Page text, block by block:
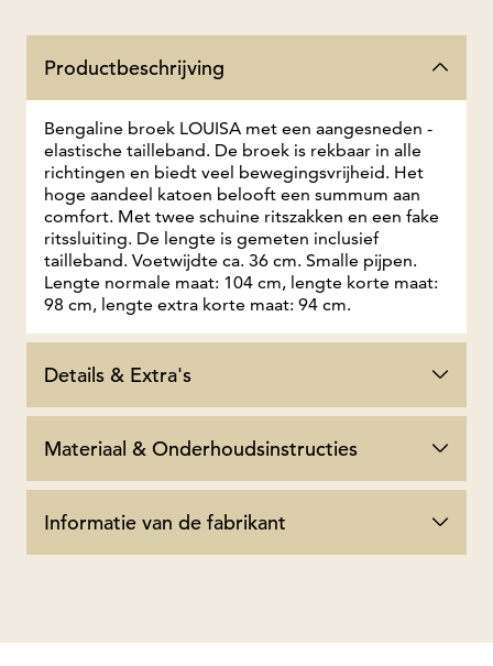
Productbeschrijving
Bengaline broek LOUISA met een aangesneden ­
elastische tailleband. De broek is rekbaar in alle
rich­tingen en biedt veel ­bewegingsvrijheid. Het
hoge aandeel katoen ­belooft een summum aan
comfort. Met twee schuine ritszakken en een fake
ritssluiting. De lengte is gemeten inclusief
tailleband. Voetwijdte ca. 36 cm. Smalle pijpen.
Lengte normale maat: 104 cm, lengte korte maat:
98 cm, lengte extra korte maat: 94 cm.
Details & Extra's
Materiaal & Onderhoudsinstructies
Informatie van de fabrikant